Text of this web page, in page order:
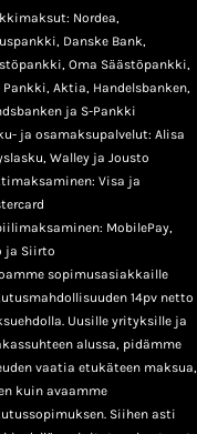
Nordea,
Danske Bank,
Oma Säästöpankki,
Pankki, Aktia, Handelsbanken,
ja S-Pankki
ja osamaksupalvelut: Alisa
Walley ja Jousto
Visa ja
MobilePay,
ja Siirto
sopimusasiakkaille
14pv netto
Uusille yrityksille ja
alussa, pidämme
vaatia etukäteen maksua,
kuin avaamme
Siihen asti